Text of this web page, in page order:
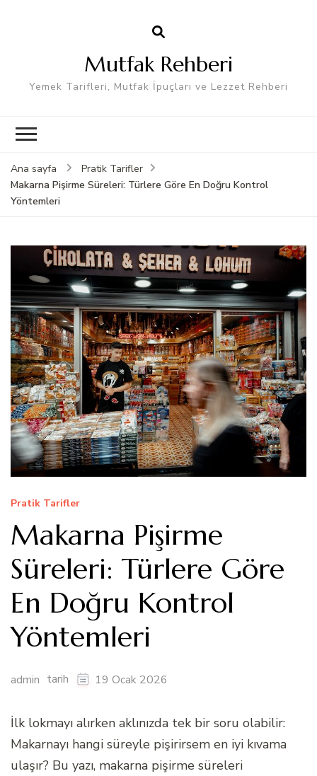
Mutfak Rehberi
Yemek Tarifleri, Mutfak İpuçları ve Lezzet Rehberi
Ana sayfa
Pratik Tarifler
Makarna Pişirme Süreleri: Türlere Göre En Doğru Kontrol
Yöntemleri
Pratik Tarifler
Makarna Pişirme
Süreleri: Türlere Göre
En Doğru Kontrol
Yöntemleri
admin tarih 19 Ocak 2026
İlk lokmayı alırken aklınızda tek bir soru olabilir:
Makarnayı hangi süreyle pişirirsem en iyi kıvama
ulaşır? Bu yazı, makarna pişirme süreleri